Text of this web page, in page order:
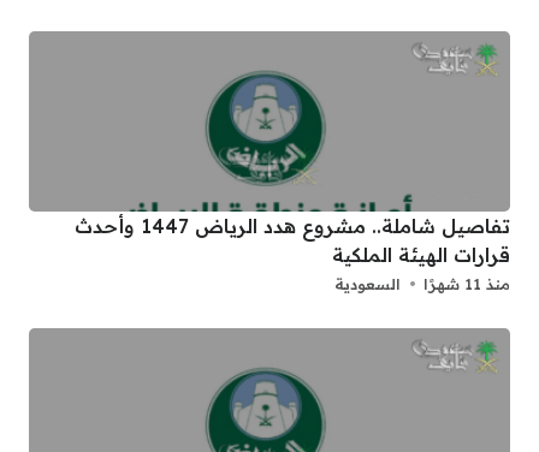
تفاصيل شاملة.. مشروع هدد الرياض 1447 وأحدث
قرارات الهيئة الملكية
منذ 11 شهرًا السعودية